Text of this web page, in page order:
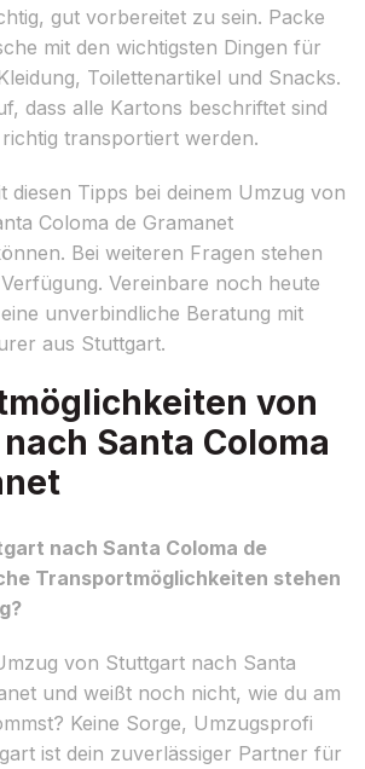
gut vorbereitet zu sein. Packe
mit den wichtigsten Dingen für
Toilettenartikel und Snacks.
dass alle Kartons beschriftet sind
transportiert werden.
diesen Tipps bei deinem Umzug von
Coloma de Gramanet
Bei weiteren Fragen stehen
Vereinbare noch heute
unverbindliche Beratung mit
aus Stuttgart.
von
Santa Coloma
nach Santa Coloma de
Transportmöglichkeiten stehen
von Stuttgart nach Santa
und weißt noch nicht, wie du am
Keine Sorge, Umzugsprofi
ist dein zuverlässiger Partner für